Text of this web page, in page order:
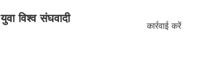
युवा विश्व संघवादी
कार्रवाई करें